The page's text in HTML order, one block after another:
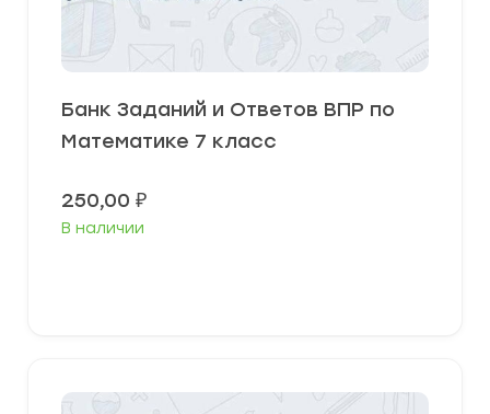
Банк Заданий и Ответов ВПР по
Математике 7 класс
250,00 ₽
В наличии